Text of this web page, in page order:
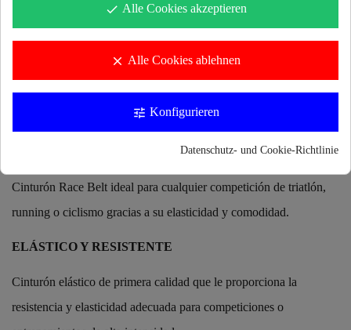
CINTURÓN PORTA DORSAL AJUSTABLE
Cinturón Race Belt ideal para cualquier competición de triatlón,
running o ciclismo gracias a su elasticidad y comodidad.
ELÁSTICO Y RESISTENTE
Cinturón elástico de primera calidad que le proporciona la
resistencia y elasticidad adecuada para competiciones o
done Alle Cookies akzeptieren
clear Alle Cookies ablehnen
tune Konfigurieren
Datenschutz- und Cookie-Richtlinie